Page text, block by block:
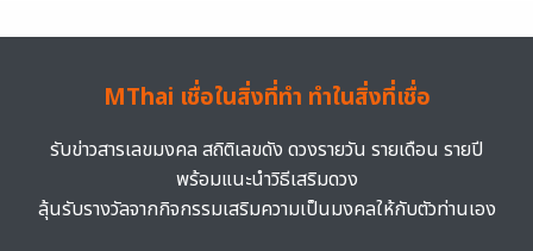
MThai เชื่อในสิ่งที่ทำ ทำในสิ่งที่เชื่อ
รับข่าวสารเลขมงคล สถิติเลขดัง ดวงรายวัน รายเดือน รายปี
พร้อมแนะนำวิธีเสริมดวง
ลุ้นรับรางวัลจากกิจกรรมเสริมความเป็นมงคลให้กับตัวท่านเอง